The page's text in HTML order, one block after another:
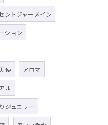
ントジャーメイン
ション
使 アロマ
ル
ジュエリー